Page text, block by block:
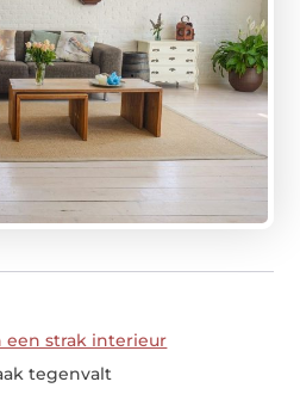
een strak interieur
tegenvalt